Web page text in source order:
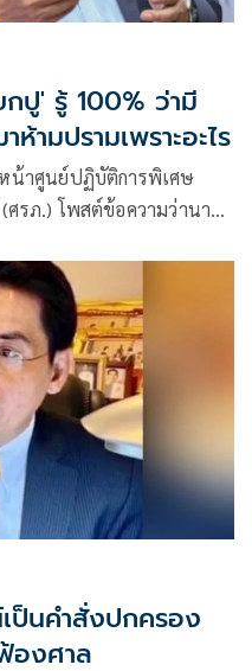
ปู' รู้ 100% ว่ามี
ามปรามเพราะอะไร
น้าศูนย์ปฏิบัติการพิเศษ
รภ.) โพสต์ข้อความว่านายก
นคำสั่งปกครอง
องศาล